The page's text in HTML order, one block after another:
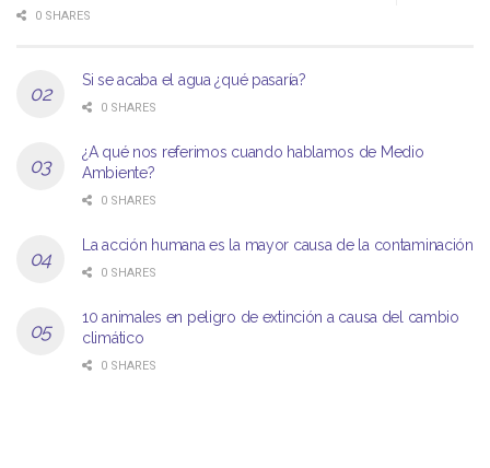
0 SHARES
Si se acaba el agua ¿qué pasaría?
0 SHARES
¿A qué nos referimos cuando hablamos de Medio
Ambiente?
0 SHARES
La acción humana es la mayor causa de la contaminación
0 SHARES
10 animales en peligro de extinción a causa del cambio
climático
0 SHARES